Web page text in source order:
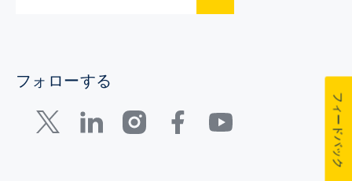
フォローする
フィードバック